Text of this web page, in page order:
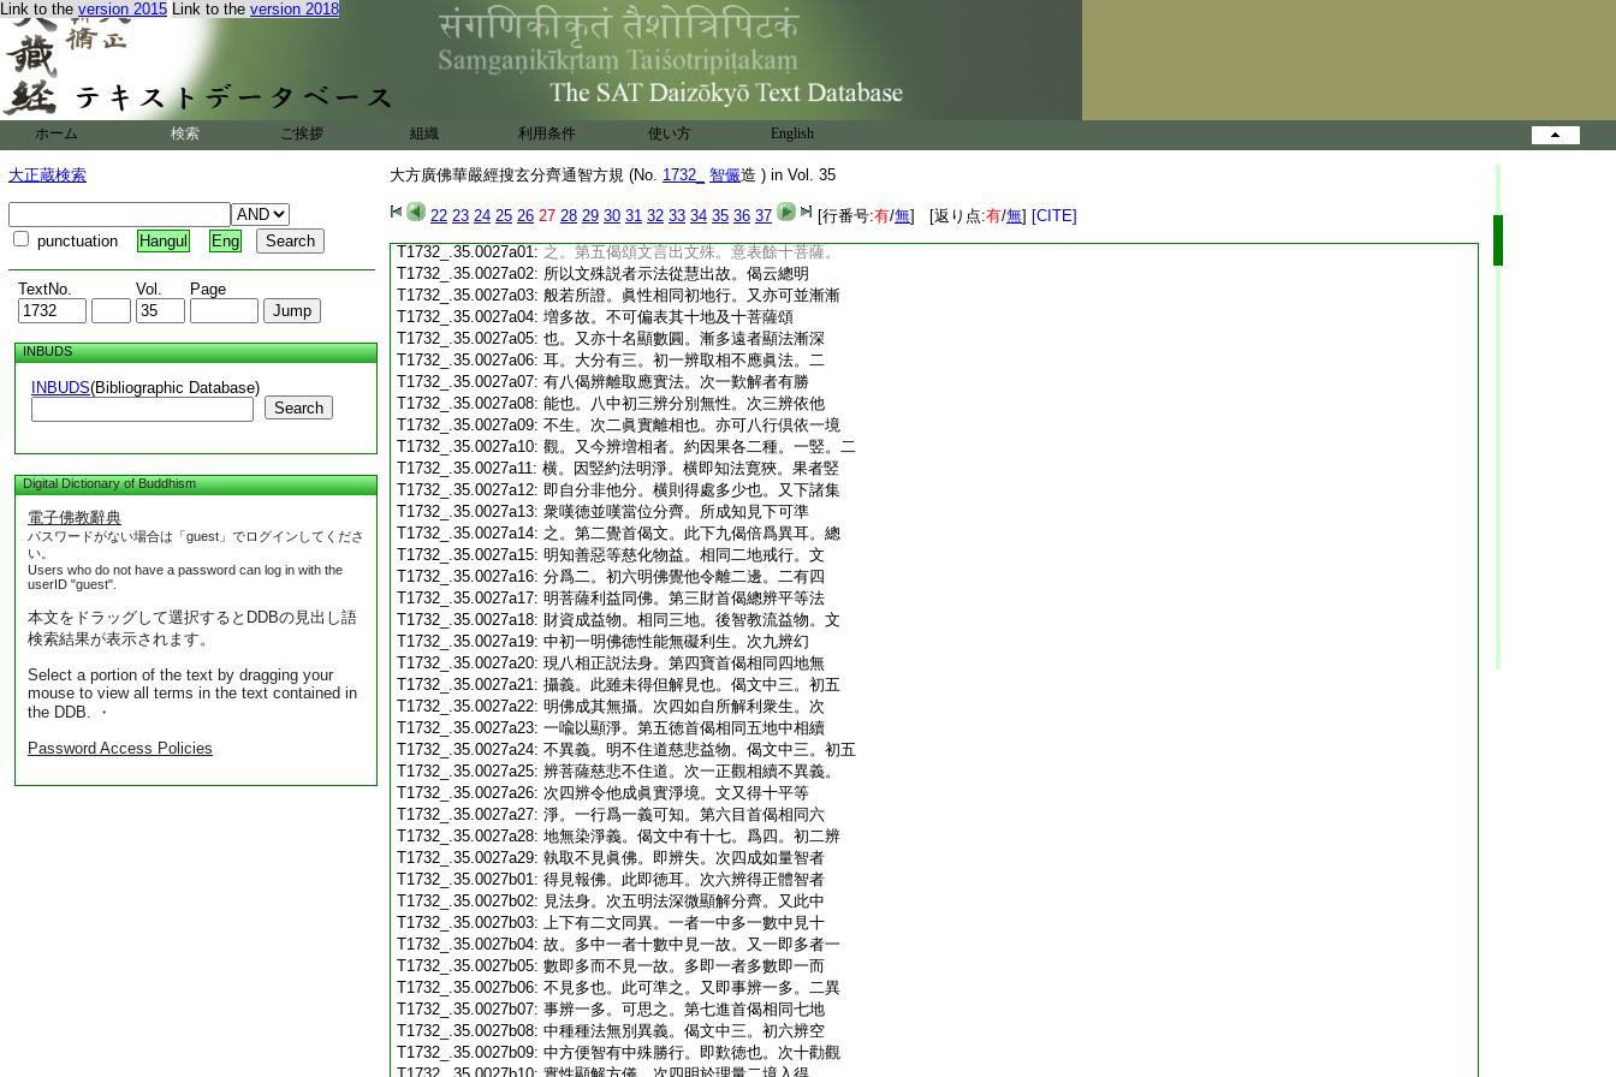
Link to the version 2015 Link to the version 2018
ホーム 検索 ご挨拶 組織 利用条件 使い方 English
大正蔵検索
punctuation Hangul Eng
TextNo. Vol. Page
INBUDS
INBUDS(Bibliographic Database)
Search
Digital Dictionary of Buddhism
電子佛教辭典
パスワードがない場合は「guest」でログインしてくださ
い。
Users who do not have a password can log in with the
userID "guest".
本文をドラッグして選択するとDDBの見出し語
検索結果が表示されます。
Select a portion of the text by dragging your
mouse to view all terms in the text contained in
the DDB. ・
Password Access Policies
大方廣佛華嚴經搜玄分齊通智方規 (No. 1732_ 智儼造 ) in Vol. 35
22 23 24 25 26 27 28 29 30 31 32 33 34 35 36 37 [行番号:有/無] [返り点:有/無] [CITE]
T1732_.35.0026c19:重。初九別列。餘者總結。文相如經。第二文
T1732_.35.0026c20: 辨光照現可知。第四文内所以文殊在前
T1732_.35.0026c21:賢首在後爲表智先福後故。又明前智行
T1732_.35.0026c22:
後位故也。文殊者此云妙徳。妙慧行也。又
此中光覺在於一時。而能別見遠近。又諸方
T1732_.35.0026c24:運集只是一人而令衆異見。未必有多。又諸
T1732_.35.0026c25:方往來者唯見當處集。未必見餘方交往
T1732_.35.0026c26: 者。又諸方光及現十方所有者並見當中。
T1732_.35.0026c27: 未見偏處者。此爲以報法攝化土所有故
T1732_.35.0026c28:也。又亦前機自變當處自心爲本。所以諸
T1732_.35.0027a01: 之。第五偈頌文言出文殊。意表餘十菩薩。
T1732_.35.0027a02: 所以文殊説者示法從慧出故。偈云總明
T1732_.35.0027a03: 般若所證。眞性相同初地行。又亦可並漸漸
T1732_.35.0027a04: 増多故。不可偏表其十地及十菩薩頌
T1732_.35.0027a05: 也。又亦十名顯數圓。漸多遠者顯法漸深
T1732_.35.0027a06: 耳。大分有三。初一辨取相不應眞法。二
T1732_.35.0027a07: 有八偈辨離取應實法。次一歎解者有勝
T1732_.35.0027a08: 能也。八中初三辨分別無性。次三辨依他
T1732_.35.0027a09: 不生。次二眞實離相也。亦可八行倶依一境
T1732_.35.0027a10: 觀。又今辨増相者。約因果各二種。一竪。二
T1732_.35.0027a11: 横。因竪約法明淨。横即知法寛狹。果者竪
T1732_.35.0027a12: 即自分非他分。横則得處多少也。又下諸集
T1732_.35.0027a13: 衆嘆徳並嘆當位分齊。所成知見下可準
T1732_.35.0027a14: 之。第二覺首偈文。此下九偈倍爲異耳。總
T1732_.35.0027a15: 明知善惡等慈化物益。相同二地戒行。文
T1732_.35.0027a16: 分爲二。初六明佛覺他令離二邊。二有四
T1732_.35.0027a17: 明菩薩利益同佛。第三財首偈總辨平等法
T1732_.35.0027a18: 財資成益物。相同三地。後智教流益物。文
T1732_.35.0027a19: 中初一明佛徳性能無礙利生。次九辨幻
T1732_.35.0027a20: 現八相正説法身。第四寶首偈相同四地無
T1732_.35.0027a21: 攝義。此雖未得但解見也。偈文中三。初五
T1732_.35.0027a22: 明佛成其無攝。次四如自所解利衆生。次
T1732_.35.0027a23: 一喩以顯淨。第五徳首偈相同五地中相續
T1732_.35.0027a24: 不異義。明不住道慈悲益物。偈文中三。初五
T1732_.35.0027a25: 辨菩薩慈悲不住道。次一正觀相續不異義。
T1732_.35.0027a26: 次四辨令他成眞實淨境。文又得十平等
T1732_.35.0027a27: 淨。一行爲一義可知。第六目首偈相同六
T1732_.35.0027a28: 地無染淨義。偈文中有十七。爲四。初二辨
T1732_.35.0027a29: 執取不見眞佛。即辨失。次四成如量智者
T1732_.35.0027b01: 得見報佛。此即徳耳。次六辨得正體智者
T1732_.35.0027b02: 見法身。次五明法深微顯解分齊。又此中
T1732_.35.0027b03: 上下有二文同異。一者一中多一數中見十
T1732_.35.0027b04: 故。多中一者十數中見一故。又一即多者一
T1732_.35.0027b05: 數即多而不見一故。多即一者多數即一而
T1732_.35.0027b06: 不見多也。此可準之。又即事辨一多。二異
T1732_.35.0027b07: 事辨一多。可思之。第七進首偈相同七地
T1732_.35.0027b08: 中種種法無別異義。偈文中三。初六辨空
T1732_.35.0027b09: 中方便智有中殊勝行。即歎徳也。次十勸觀